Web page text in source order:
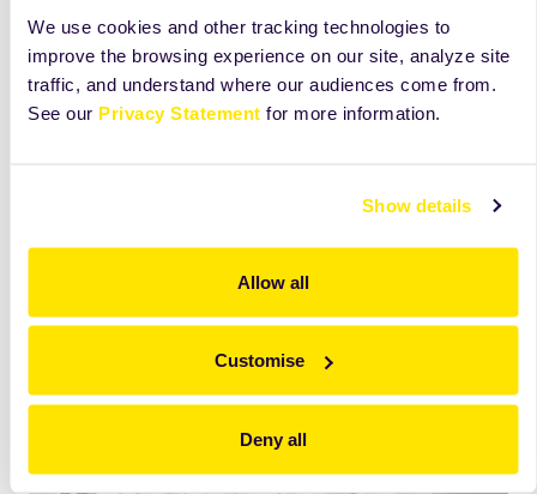
We use cookies and other tracking technologies to
improve the browsing experience on our site, analyze site
traffic, and understand where our audiences come from.
See our Privacy Statement for more information.
Show details
Allow all
Customise
Deny all